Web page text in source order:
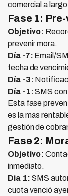
comercial a
Fase 1:
Objetivo:
prevenir mora.
Día -7: Email/
fecha de
Día -3:
Día -1: SMS con
Esta fase
es la más
gestión de
Fase 2:
Objetivo:
inmediato.
Día 1: SMS
cuota venció